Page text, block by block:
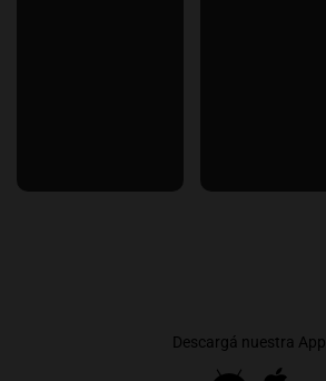
Descargá nuestra App